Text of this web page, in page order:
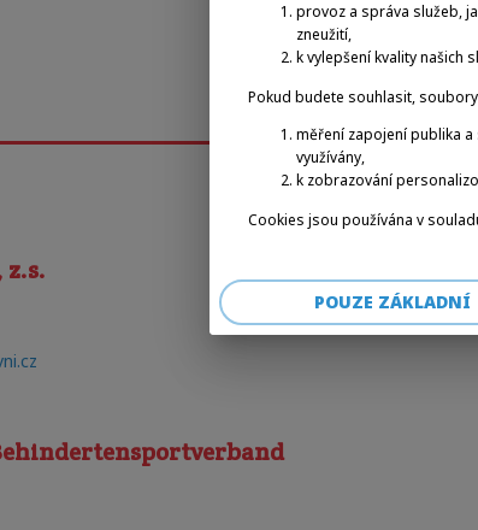
provoz a správa služeb,
zneužití,
k vylepšení kvality našich
Pokud budete souhlasit,
měření zapojení publika
využívány,
k zobrazování
Cookies jsou používána v
POUZE ZÁKLADNÍ